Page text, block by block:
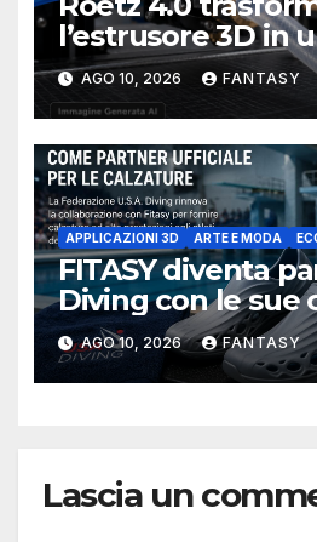
l’estrusore 3D in
macchina per
AGO 10, 2026 FANTASY
APPLICAZIONI 3D ARTE E MODA
FITASY diventa
Diving con le sue
stampate in 3D
AGO 10, 2026 FANTASY
Lascia un